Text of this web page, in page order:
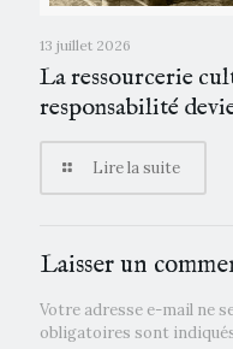
13 juillet 2026
La ressourcerie
responsabilité
Lire la suite
Laisser un
Votre adresse e-mail ne
obligatoires sont